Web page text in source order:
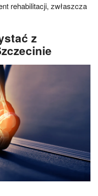
rehabilitacji, zwłaszcza
z